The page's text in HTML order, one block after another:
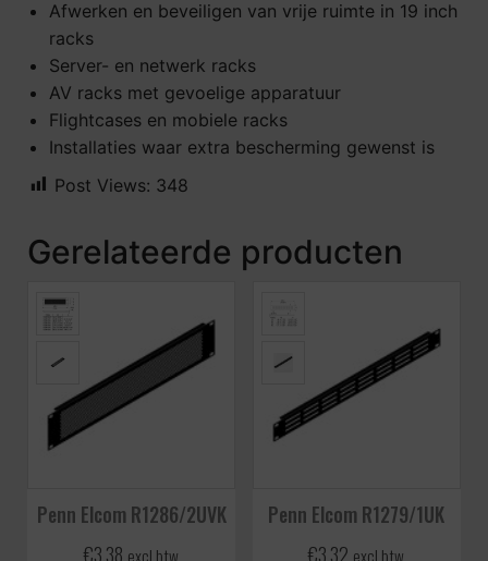
Afwerken en beveiligen van vrije ruimte in 19 inch
racks
Server- en netwerk racks
AV racks met gevoelige apparatuur
Flightcases en mobiele racks
Installaties waar extra bescherming gewenst is
Post Views: 348
Gerelateerde producten
Penn Elcom R1286/2UVK
€3,38 excl btw
Penn Elcom R1279/1UK
€3,32 excl btw